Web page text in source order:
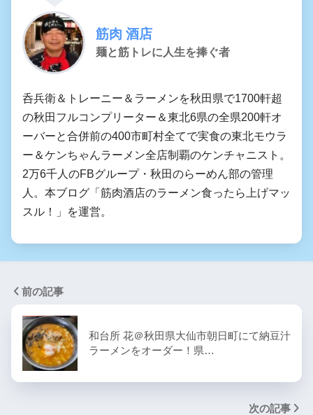
筋肉 酒店
麺と筋トレに人生を捧ぐ者
呑兵衛＆トレーニー＆ラーメンを秋田県で1700軒超
の秋田フルコンプリーター＆東北6県の全県200軒オ
ーバーと合併前の400市町村全てで実食の東北モウラ
ー＆ケンちゃんラーメン全店制覇のケンチャニスト。
2万6千人のFBグループ・秋田のらーめん部の管理
人。本ブログ「筋肉酒店のラーメン食ったら上げマッ
スル！」を運営。
前の記事
和台所 花＠秋田県大仙市朝日町にて納豆汁
ラーメンをオーダー！県…
次の記事